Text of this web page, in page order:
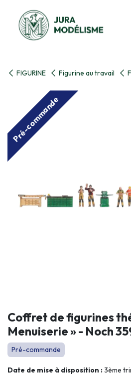
FIGURINE Figurine au travail
Pré-commande
Coffret de figurines
Menuiserie » - Noch
Pré-commande
Date de mise à disposition :3ème